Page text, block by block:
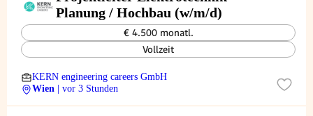
Planung / Hochbau (w/m/d)
€ 4.500 monatl.
Vollzeit
KERN engineering careers GmbH
Wien
| vor 3 Stunden